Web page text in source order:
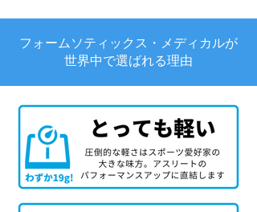
フォームソティックス・メディカルが
世界中で選ばれる理由